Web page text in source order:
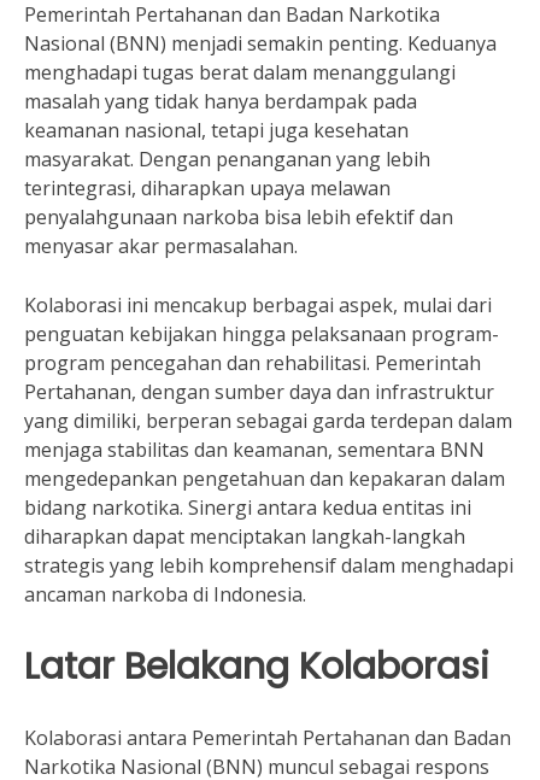
Pemerintah Pertahanan dan Badan Narkotika
Nasional (BNN) menjadi semakin penting. Keduanya
menghadapi tugas berat dalam menanggulangi
masalah yang tidak hanya berdampak pada
keamanan nasional, tetapi juga kesehatan
masyarakat. Dengan penanganan yang lebih
terintegrasi, diharapkan upaya melawan
penyalahgunaan narkoba bisa lebih efektif dan
menyasar akar permasalahan.
Kolaborasi ini mencakup berbagai aspek, mulai dari
penguatan kebijakan hingga pelaksanaan program-
program pencegahan dan rehabilitasi. Pemerintah
Pertahanan, dengan sumber daya dan infrastruktur
yang dimiliki, berperan sebagai garda terdepan dalam
menjaga stabilitas dan keamanan, sementara BNN
mengedepankan pengetahuan dan kepakaran dalam
bidang narkotika. Sinergi antara kedua entitas ini
diharapkan dapat menciptakan langkah-langkah
strategis yang lebih komprehensif dalam menghadapi
ancaman narkoba di Indonesia.
Latar Belakang Kolaborasi
Kolaborasi antara Pemerintah Pertahanan dan Badan
Narkotika Nasional (BNN) muncul sebagai respons